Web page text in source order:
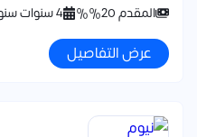
المقدم 20%% 4 سنوات سنوات تقسيط
عرض التفاصيل